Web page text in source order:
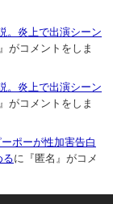
。炎上で出演シーン
がコメントをしま
。炎上で出演シーン
がコメントをしま
ポーが性加害告白
るに『匿名』がコメ